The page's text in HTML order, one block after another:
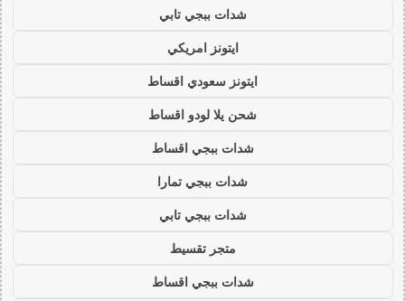
شدات ببجي تابي
ايتونز امريكي
ايتونز سعودي اقساط
شحن يلا لودو اقساط
شدات ببجي اقساط
شدات ببجي تمارا
شدات ببجي تابي
متجر تقسيط
شدات ببجي اقساط